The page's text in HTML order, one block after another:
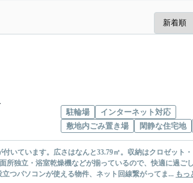
駐輪場
インターネット対応
敷地内ごみ置き場
閑静な住宅地
いています。広さはなんと33.79㎡。収納はクロゼット
独立・浴室乾燥機などが揃っているので、快適に過ご
つパソコンが使える物件、ネット回線繋がってま... もっ